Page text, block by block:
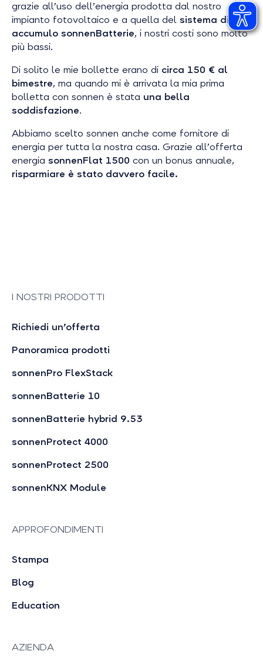
grazie all’uso dell’energia prodotta dal nostro
impianto fotovoltaico e a quella del sistema di
accumulo sonnenBatterie, i nostri costi sono molto
più bassi.
Di solito le mie bollette erano di circa 150 € al
bimestre, ma quando mi è arrivata la mia prima
bolletta con sonnen è stata una bella
soddisfazione.
Abbiamo scelto sonnen anche come fornitore di
energia per tutta la nostra casa. Grazie all’offerta
energia sonnenFlat 1500 con un bonus annuale,
risparmiare è stato davvero facile.
I NOSTRI PRODOTTI
Richiedi un’offerta
Panoramica prodotti
sonnenPro FlexStack
sonnenBatterie 10
sonnenBatterie hybrid 9.53
sonnenProtect 4000
sonnenProtect 2500
sonnenKNX Module
APPROFONDIMENTI
Stampa
Blog
Education
AZIENDA